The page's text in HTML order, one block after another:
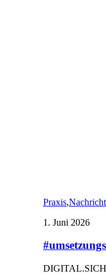
Praxis,
1. Juni 2026